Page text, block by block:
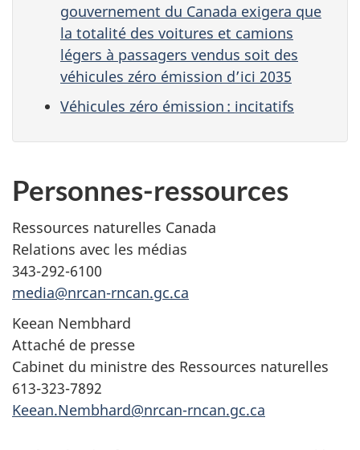
gouvernement du Canada exigera que
la totalité des voitures et camions
légers à passagers vendus soit des
véhicules zéro émission d’ici 2035
Véhicules zéro émission : incitatifs
Personnes-ressources
Ressources naturelles Canada
Relations avec les médias
343-292-6100
media@nrcan-rncan.gc.ca
Keean Nembhard
Attaché de presse
Cabinet du ministre des Ressources naturelles
613-323-7892
Keean.Nembhard@nrcan-rncan.gc.ca